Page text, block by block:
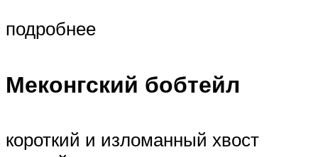
подробнее
Меконгский бобтейл
короткий и изломанный хвост